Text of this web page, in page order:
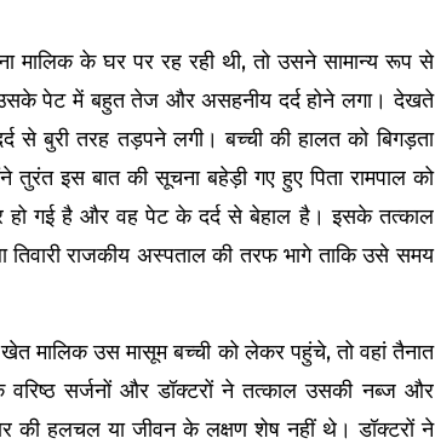
मालिक के घर पर रह रही थी, तो उसने सामान्य रूप से
पेट में बहुत तेज और असहनीय दर्द होने लगा। देखते
से बुरी तरह तड़पने लगी। बच्ची की हालत को बिगड़ता
इस बात की सूचना बहेड़ी गए हुए पिता रामपाल को
हो गई है और वह पेट के दर्द से बेहाल है। इसके तत्काल
राजकीय अस्पताल की तरफ भागे ताकि उसे समय
मालिक उस मासूम बच्ची को लेकर पहुंचे, तो वहां तैनात
सर्जनों और डॉक्टरों ने तत्काल उसकी नब्ज और
की हलचल या जीवन के लक्षण शेष नहीं थे। डॉक्टरों ने